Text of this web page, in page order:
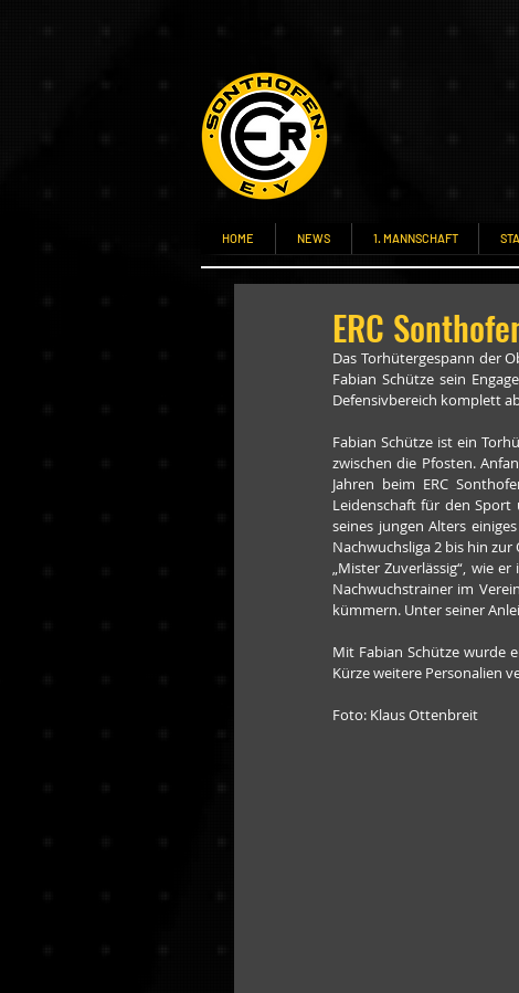
HOME NEWS 1. MANNSCHAFT
ERC
Das Torhütergespann der
Fabian Schütze sein
Defensivbereich komplett
Fabian Schütze ist ein
zwischen die Pfosten.
Jahren beim ERC
Leidenschaft für den Sport
seines jungen Alters
Nachwuchsliga 2 bis hin
„Mister Zuverlässig“, wie
Nachwuchstrainer im
kümmern. Unter seiner
Mit Fabian Schütze wurde
Kürze weitere Personalien
Foto: Klaus Ottenbreit